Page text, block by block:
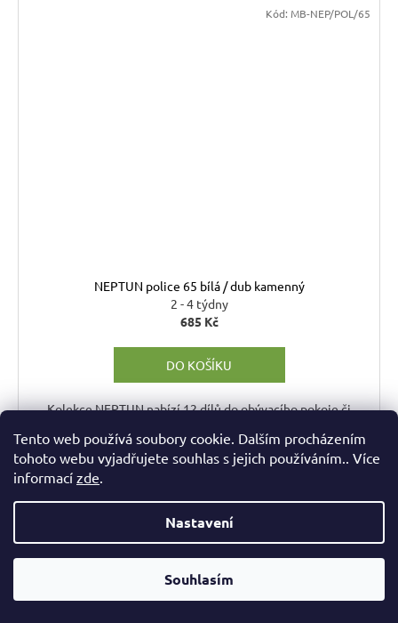
Tento web používá soubory cookie. Dalším procházením
tohoto webu vyjadřujete souhlas s jejich používáním.. Více
informací zde.
Nastavení
Souhlasím
NEPTUN police 65 bílá / dub kamenný
2 - 4 týdny
685 Kč
DO KOŠÍKU
Kolekce NEPTUN nabízí 12 dílů do obývacího pokoje či
Kód: MB-NEP/POL/65
SKLADEM Kód:MB-MOR/POL/150